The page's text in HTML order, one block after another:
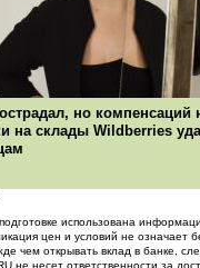
но компенсаций
на склады Wildberries
использована
цен и условий не означает
чем открывать вклад в банке,
не несет ответственности за